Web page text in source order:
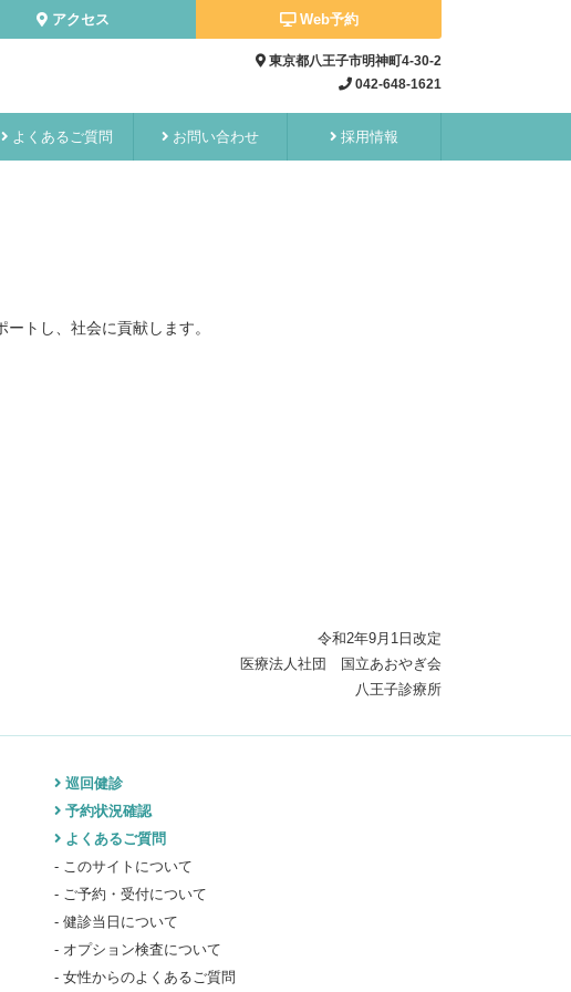
アクセス Web予約
東京都八王子市明神町4-30-2
042-648-1621
よくあるご質問 お問い合わせ 採用情報
トし、社会に貢献します。
令和2年9月1日改定
医療法人社団 国立あおやぎ会
八王子診療所
巡回健診
予約状況確認
よくあるご質問
このサイトについて
ご予約・受付について
健診当日について
オプション検査について
女性からのよくあるご質問